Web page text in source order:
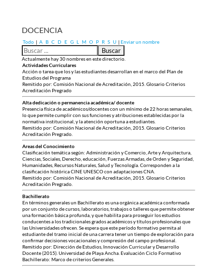
DOCENCIA
Todo | A B C D E G L M O P R S U | Enviar un nombre
Actualmente hay 30 nombres en este directorio.
Actividades Curriculares
Acción o tarea que los y las estudiantes desarrollan en el marco del Plan de
Estudios del Programa
Remitido por: Comisión Nacional de Acreditación, 2015. Glosario Criterios
Acreditación Pregrado
Alta dedicación o permanencia académica/ docente
Presencia física de académicos/docentes con un mínimo de 22 horas semanales,
lo que permite cumplir con sus funciones y atribuciones establecidas por la
normativa institucional, y la atención oportuna a estudiantes.
Remitido por: Comisión Nacional de Acreditación, 2015. Glosario Criterios
Acreditación Pregrado.
Areas del Conocimiento
Clasificación temática según: Administración y Comercio, Arte y Arquitectura,
Ciencias, Sociales, Derecho, educación, Fuerzas Armadas, de Orden y Seguridad,
Humanidades, Recursos Naturales, Salud y Tecnología. Corresponden a la
clasificación histórica CINE UNESCO con adaptaciones CNA.
Remitido por: Comisión Nacional de Acreditación, 2015. Glosario Criterios
Acreditación Pregrado.
Bachillerato
En términos generales un Bachillerato es una orgánica académica conformada
por un conjunto de cursos, laboratorios, trabajos o talleres que permite obtener
una formación básica profunda, y que habilita para proseguir los estudios
conducentes a los tradicionales grados académicos y títulos profesionales que
las Universidades ofrecen. Se espera que este período formativo permita al
estudiante del tramo inicial de una carrera tener un tiempo de exploración para
confirmar decisiones vocacionales y compresión del campo profesional.
Remitido por: Dirección de Estudios, Innovación Curricular y Desarrollo
Docente (2015). Universidad de Playa Ancha. Evaluación Ciclo Formativo
Bachillerato: Marco de criterios Generales.